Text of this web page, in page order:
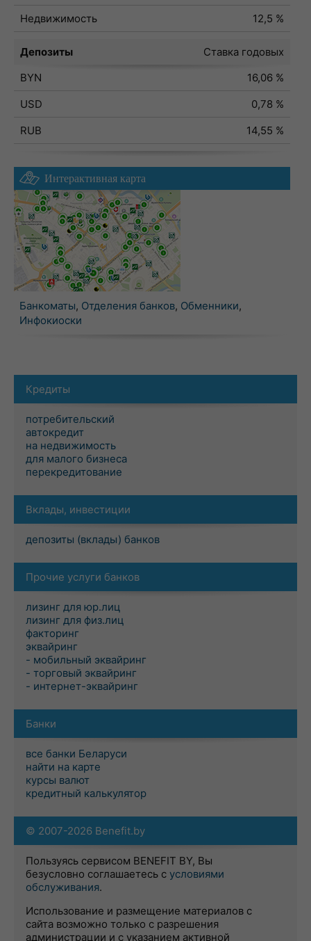
Недвижимость
12,5 %
Депозиты
Ставка годовых
BYN
16,06 %
USD
0,78 %
RUB
14,55 %
Интерактивная карта
Банкоматы, Отделения банков, Обменники,
Инфокиоски
Кредиты
потребительский
автокредит
на недвижимость
для малого бизнеса
перекредитование
Вклады, инвестиции
депозиты (вклады) банков
Прочие услуги банков
лизинг для юр.лиц
лизинг для физ.лиц
факторинг
эквайринг
- мобильный эквайринг
- торговый эквайринг
- интернет-эквайринг
Банки
все банки Беларуси
найти на карте
курсы валют
кредитный калькулятор
© 2007-2026 Benefit.by
Пользуясь сервисом BENEFIT BY, Вы
безусловно соглашаетесь с условиями
обслуживания.
Использование и размещение материалов с
сайта возможно только с разрешения
администрации и с указанием активной